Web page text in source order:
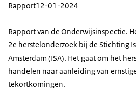
Rapport12-01-2024
Rapport van de Onderwijsinspectie.
2e herstelonderzoek bij de Stichting
Amsterdam (ISA). Het gaat om het
handelen naar aanleiding van
tekortkomingen.